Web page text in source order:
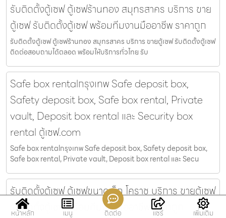
รับติดตั้งตู้เซฟ ตู้เซฟร้านทอง สมุทรสาคร บริการ ขาย
ตู้เซฟ รับติดตั้งตู้เซฟ พร้อมทีมงานมืออาชีพ ราคาถูก
รับติดตั้งตู้เซฟ ตู้เซฟร้านทอง สมุทรสาคร บริการ ขายตู้เซฟ รับติดตั้งตู้เซฟ
ติดต่อสอบถามได้ตลอด พร้อมให้บริการทั่วไทย รับ
Safe box rentalกรุงเทพ Safe deposit box,
Safety deposit box, Safe box rental, Private
vault, Deposit box rental และ Security box
rental ตู้เซฟ.com
Safe box rentalกรุงเทพ Safe deposit box, Safety deposit box,
Safe box rental, Private vault, Deposit box rental และ Secu
รับติดตั้งตู้เซฟ ตู้เซฟขนาดเล็ก โคราช บริการ ขายตู้เซฟ
รับติดตั้งตู้เซฟ พร้อมทีมงานมืออาชีพ ราคาถูก
หน้าหลัก เมนู ติดต่อ แชร์ เพิ่มเติม